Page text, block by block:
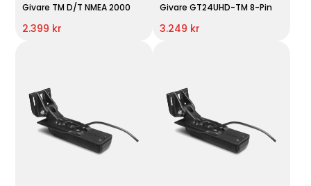
Givare TM D/T NMEA 2000
2.399 kr
Givare GT24UHD-TM 8-Pin
3.249 kr